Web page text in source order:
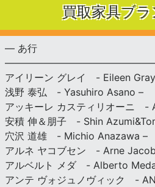
買取家具ブ
— あ行
アイリーン グレイ - Eileen
浅野 泰弘 - Yasuhiro Asano –
アッキーレ カスティリオーニ -
安積 伸＆朋子 - Shin
穴沢 道雄 - Michio Anazawa –
アルネ ヤコブセン - Arne
アルベルト メダ - Alberto
アンテ ヴォジュノヴィック -